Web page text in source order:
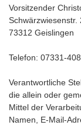
Vorsitzender
Schwärzwiesenstr.
73312 Geislingen
Telefon: 07331-
Verantwortliche
die allein oder
Mittel der
Namen, E-Mail-